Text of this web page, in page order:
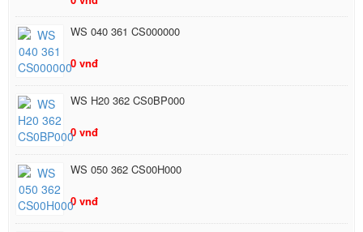
WS 040 361 CS000000
0 vnđ
WS H20 362 CS0BP000
0 vnđ
WS 050 362 CS00H000
0 vnđ